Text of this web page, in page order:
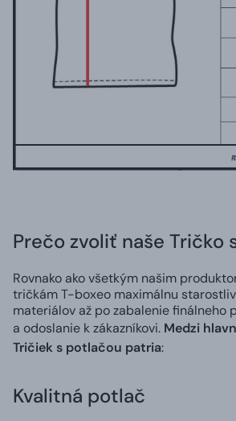
Prečo zvoliť naše Tričko
Rovnako ako všetkým našim
tričkám T-boxeo maximálnu
materiálov až po zabalenie finálneho
a odoslanie k zákazníkovi. Medzi
Tričiek s potlačou patria:
Kvalitná potlač